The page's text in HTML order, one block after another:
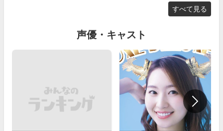
すべて見る
声優・キャスト